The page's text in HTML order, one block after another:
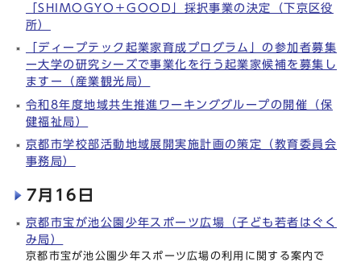
「SHIMOGYO＋GOOD」採択事業の決定（下京区役
所）
「ディープテック起業家育成プログラム」の参加者募集
ー大学の研究シーズで事業化を行う起業家候補を募集し
ますー（産業観光局）
令和8年度地域共生推進ワーキンググループの開催（保
健福祉局）
京都市学校部活動地域展開実施計画の策定（教育委員会
事務局）
7月16日
京都市宝が池公園少年スポーツ広場（子ども若者はぐく
み局）
京都市宝が池公園少年スポーツ広場の利用に関する案内で